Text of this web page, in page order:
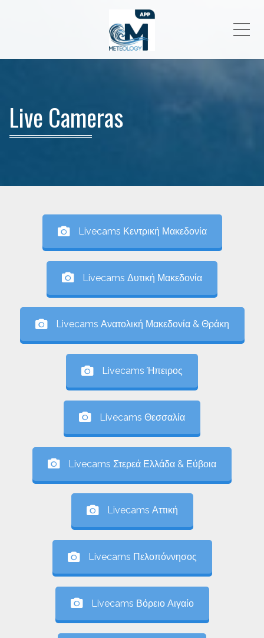
Live Cameras
Livecams Κεντρική Μακεδονία
Livecams Δυτική Μακεδονία
Livecams Ανατολική Μακεδονία & Θράκη
Livecams Ήπειρος
Livecams Θεσσαλία
Livecams Στερεά Ελλάδα & Εύβοια
Livecams Αττική
Livecams Πελοπόννησος
Livecams Βόρειο Αιγαίο